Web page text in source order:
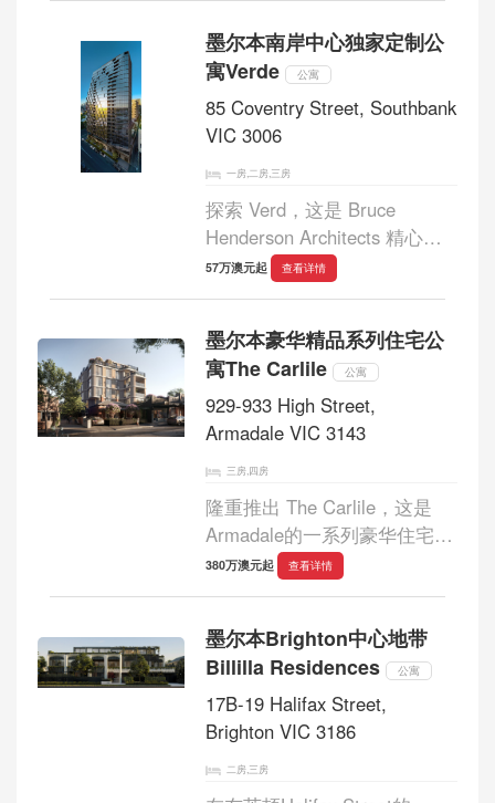
计团队精心策划，推出 14 套
精心打造的豪华...
墨尔本南岸中心独家定制公
寓Verde
公寓
85 Coventry Street, Southbank
VIC 3006
一房,二房,三房
探索 Verd，这是 Bruce
Henderson Architects 精心策
划的独家 1、2 和 3 卧室公寓
2027 年第三季度准备入住，为
您提供在墨尔本最令人垂涎...
57万澳元起 查看详情
墨尔本豪华精品系列住宅公
寓The Carlile
公寓
929-933 High Street,
Armadale VIC 3143
三房,四房
隆重推出 The Carlile，这是
Armadale的一系列豪华住宅，
散发着精致和现代的优雅气
息。这几套精品公寓将传统零
优质的固定装置和装饰，将居
住体验提升到新的...
380万澳元起 查看详情
墨尔本Brighton中心地带
Billilla Residences
公寓
17B-19 Halifax Street,
Brighton VIC 3186
二房,三房